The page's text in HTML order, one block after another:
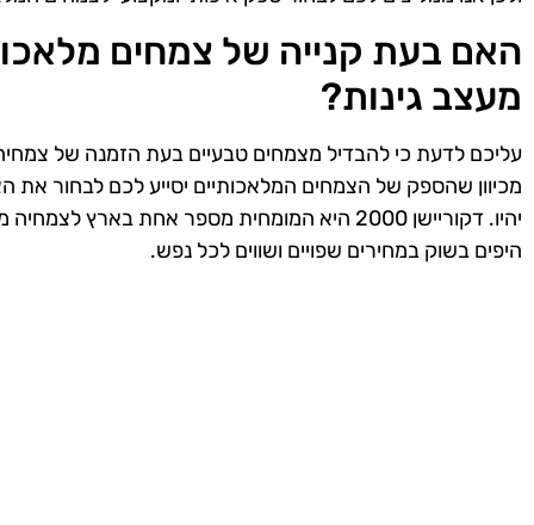
האם בעת קנייה של צמחים
מעצב גינות?
עליכם לדעת כי להבדיל מצמחים טבעיים בעת הזמנה של
מכיוון שהספק של הצמחים המלאכותיים יסייע לכם לבחור
יהיו. דקוריישן 2000 היא המומחית מספר אחת
היפים בשוק במחירים שפויים ושווים לכל נפש.